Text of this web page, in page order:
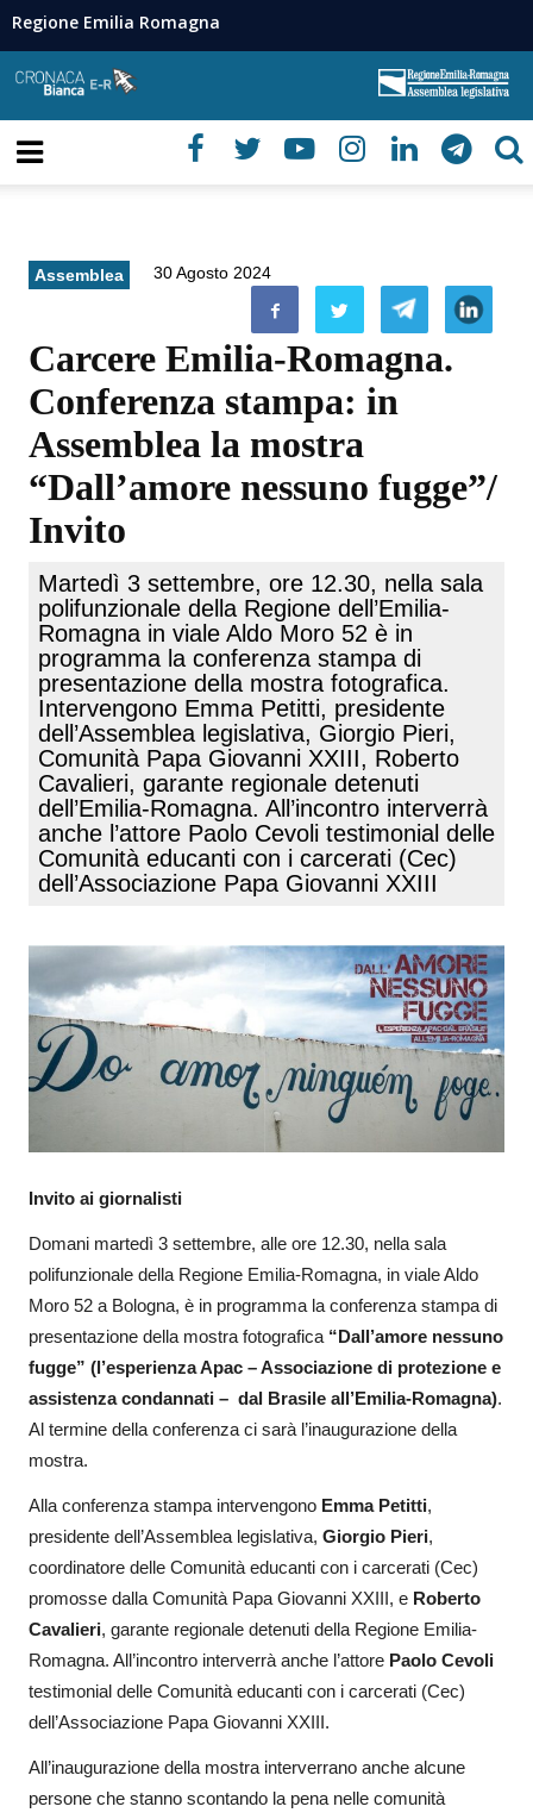
Regione Emilia Romagna
Assemblea 30 Agosto 2024
Carcere Emilia-Romagna.
Conferenza stampa: in
Assemblea la mostra
“Dall’amore nessuno fugge”/
Invito
Martedì 3 settembre, ore 12.30, nella sala
polifunzionale della Regione dell’Emilia-
Romagna in viale Aldo Moro 52 è in
programma la conferenza stampa di
presentazione della mostra fotografica.
Intervengono Emma Petitti, presidente
dell’Assemblea legislativa, Giorgio Pieri,
Comunità Papa Giovanni XXIII, Roberto
Cavalieri, garante regionale detenuti
dell’Emilia-Romagna. All’incontro interverrà
anche l’attore Paolo Cevoli testimonial delle
Comunità educanti con i carcerati (Cec)
dell’Associazione Papa Giovanni XXIII
Invito ai giornalisti
Domani martedì 3 settembre, alle ore 12.30, nella sala
polifunzionale della Regione Emilia-Romagna, in viale Aldo
Moro 52 a Bologna, è in programma la conferenza stampa di
presentazione della mostra fotografica “Dall’amore nessuno
fugge” (l’esperienza Apac – Associazione di protezione e
assistenza condannati – dal Brasile all’Emilia-Romagna).
Al termine della conferenza ci sarà l’inaugurazione della
mostra.
Alla conferenza stampa intervengono Emma Petitti,
presidente dell’Assemblea legislativa, Giorgio Pieri,
coordinatore delle Comunità educanti con i carcerati (Cec)
promosse dalla Comunità Papa Giovanni XXIII, e Roberto
Cavalieri, garante regionale detenuti della Regione Emilia-
Romagna. All’incontro interverrà anche l’attore Paolo Cevoli
testimonial delle Comunità educanti con i carcerati (Cec)
dell’Associazione Papa Giovanni XXIII.
All’inaugurazione della mostra interverrano anche alcune
persone che stanno scontando la pena nelle comunità